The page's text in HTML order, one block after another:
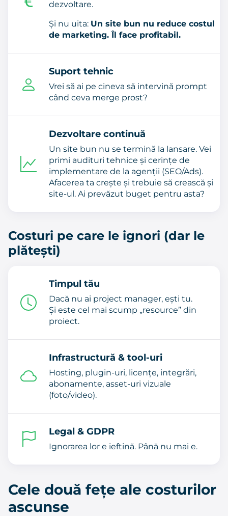
dezvoltare.
Și nu uita: Un site bun nu reduce costul
de marketing. Îl face profitabil.
Suport tehnic
Vrei să ai pe cineva să intervină prompt
când ceva merge prost?
Dezvoltare continuă
Un site bun nu se termină la lansare. Vei
primi audituri tehnice și cerințe de
implementare de la agenții (SEO/Ads).
Afacerea ta crește și trebuie să crească și
site-ul. Ai prevăzut buget pentru asta?
Costuri pe care le ignori (dar le
plătești)
Timpul tău
Dacă nu ai project manager, ești tu.
Și este cel mai scump „resource” din
proiect.
Infrastructură & tool-uri
Hosting, plugin-uri, licențe, integrări,
abonamente, asset-uri vizuale
(foto/video).
Legal & GDPR
Ignorarea lor e ieftină. Până nu mai e.
Cele două fețe ale costurilor
ascunse